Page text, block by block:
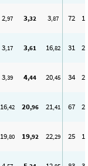
2,97 3,32 3,87 72 17
3,17 3,61 16,82 31 22
3,39 4,44 20,45 34 21
16,42 20,96 21,41 67 21
19,80 19,92 22,29 25 16